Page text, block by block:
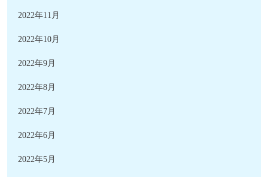
2022年11月
2022年10月
2022年9月
2022年8月
2022年7月
2022年6月
2022年5月